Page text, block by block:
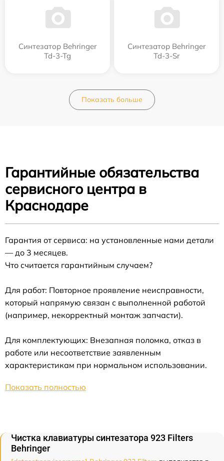
Синтезатор Behringer
Td-3-Tg
Синтезатор Behringer
Td-3-Sr
Показать больше
Гарантийные обязательства
сервисного центра в
Краснодаре
Гарантия от сервиса: на установленные нами детали
— до 3 месяцев.
Что считается гарантийным случаем?
Для работ: Повторное проявление неисправности,
который напрямую связан с выполненной работой
(например, некорректный монтаж запчасти).
Для комплектующих: Внезапная поломка, отказ в
работе или несоответствие заявленным
характеристикам при нормальном использовании.
Показать полностью
Чистка клавиатуры синтезатора 923 Filters
Behringer